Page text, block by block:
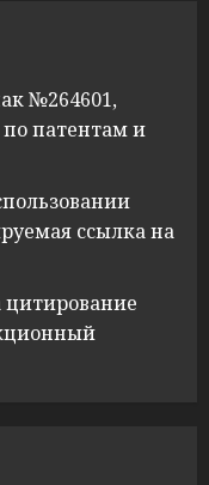
№264601,
по патентам и
ссылка на
цитирование